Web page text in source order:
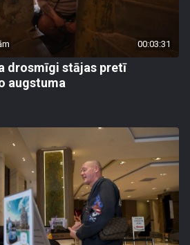
00:03:31
drosmīgi stājas pretī
augstuma